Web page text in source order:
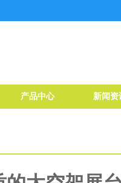
产品中心 新闻资